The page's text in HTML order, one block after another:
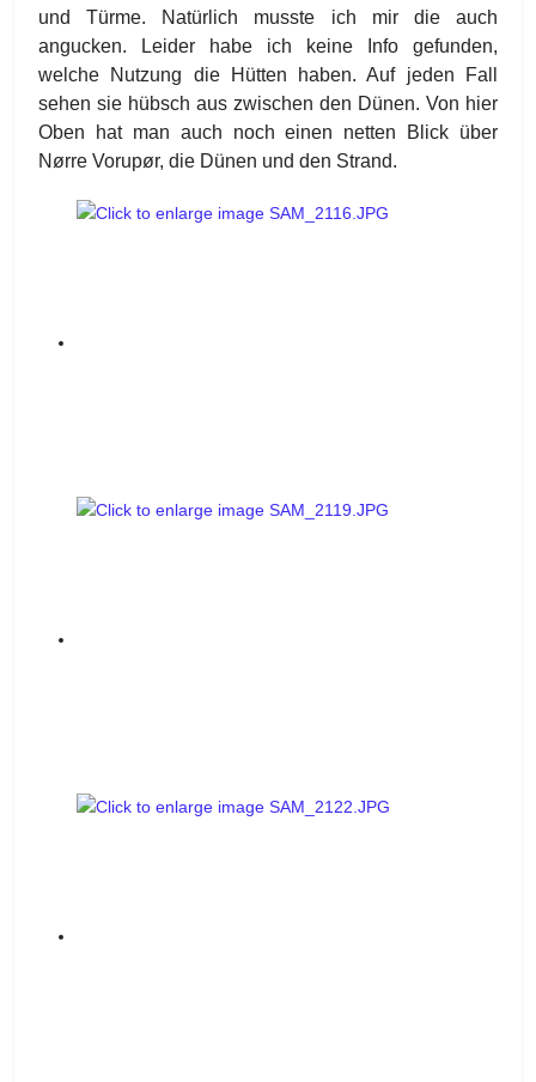
und Türme. Natürlich musste ich mir die auch
angucken. Leider habe ich keine Info gefunden,
welche Nutzung die Hütten haben. Auf jeden Fall
sehen sie hübsch aus zwischen den Dünen. Von hier
Oben hat man auch noch einen netten Blick über
Nørre Vorupør, die Dünen und den Strand.